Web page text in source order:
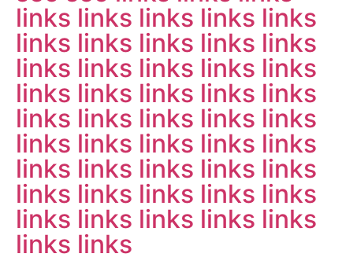
links links links links links
links links links links links
links links links links links
links links links links links
links links links links links
links links links links links
links links links links links
links links links links links
links links links links links
links links